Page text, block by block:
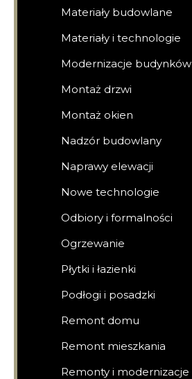
Materiały budowlane
Materiały i technologie
Modernizacje budynków
Montaż drzwi
Montaż okien
Nadzór budowlany
Naprawy elewacji
Nowe technologie
Odbiory i formalności
Ogrzewanie
Płytki i łazienki
Podłogi i posadzki
Remont domu
Remont mieszkania
Remonty i modernizacje